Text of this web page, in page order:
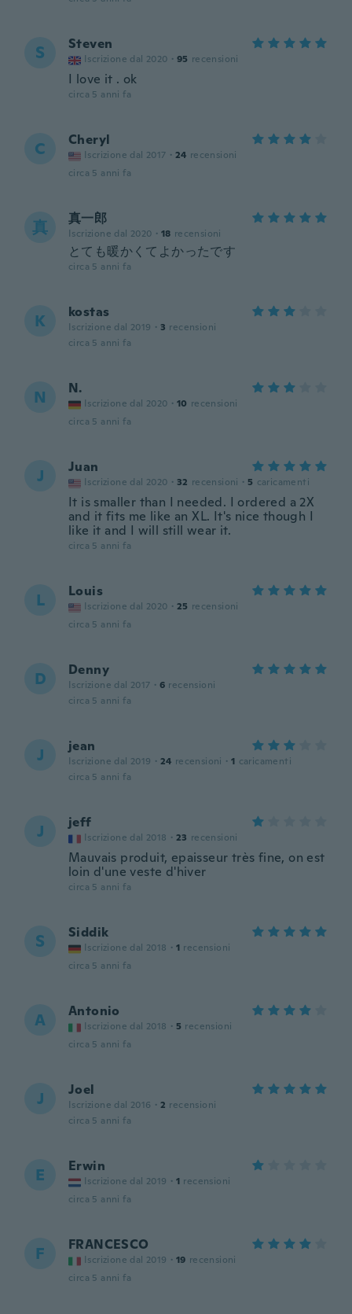
S Steven
Iscrizione dal 2020 · 95 recensioni
I love it . ok
circa 5 anni fa
C Cheryl
Iscrizione dal 2017 · 24 recensioni
circa 5 anni fa
真 真一郎
Iscrizione dal 2020 · 18 recensioni
とても暖かくてよかったです
circa 5 anni fa
K kostas
Iscrizione dal 2019 · 3 recensioni
circa 5 anni fa
N N.
Iscrizione dal 2020 · 10 recensioni
circa 5 anni fa
J Juan
Iscrizione dal 2020 · 32 recensioni · 5 caricamenti
It is smaller than I needed. I ordered a 2X
and it fits me like an XL. It's nice though I
like it and I will still wear it.
circa 5 anni fa
L Louis
Iscrizione dal 2020 · 25 recensioni
circa 5 anni fa
D Denny
Iscrizione dal 2017 · 6 recensioni
circa 5 anni fa
J jean
Iscrizione dal 2019 · 24 recensioni · 1 caricamenti
circa 5 anni fa
J jeff
Iscrizione dal 2018 · 23 recensioni
Mauvais produit, epaisseur très fine, on est
loin d'une veste d'hiver
circa 5 anni fa
S Siddik
Iscrizione dal 2018 · 1 recensioni
circa 5 anni fa
A Antonio
Iscrizione dal 2018 · 5 recensioni
circa 5 anni fa
J Joel
Iscrizione dal 2016 · 2 recensioni
circa 5 anni fa
E Erwin
Iscrizione dal 2019 · 1 recensioni
circa 5 anni fa
F FRANCESCO
Iscrizione dal 2019 · 19 recensioni
circa 5 anni fa